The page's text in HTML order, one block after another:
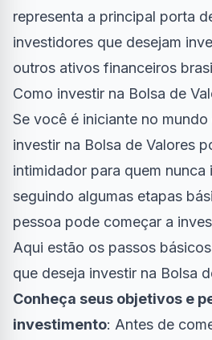
representa a principal porta
investidores que desejam
outros ativos financeiros
Como investir na Bolsa de
Se você é iniciante no
investir na Bolsa de Valores
intimidador para quem nunca
seguindo algumas etapas
pessoa pode começar a
Aqui estão os passos
que deseja investir na Bolsa
Conheça seus objetivos e
investimento: Antes de